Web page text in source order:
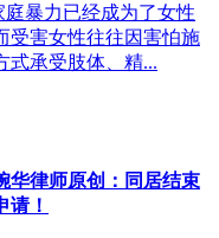
暴力已经成为了女性
受害女性往往因害怕施
式承受肢体、精...
华律师原创：同居结束
请！